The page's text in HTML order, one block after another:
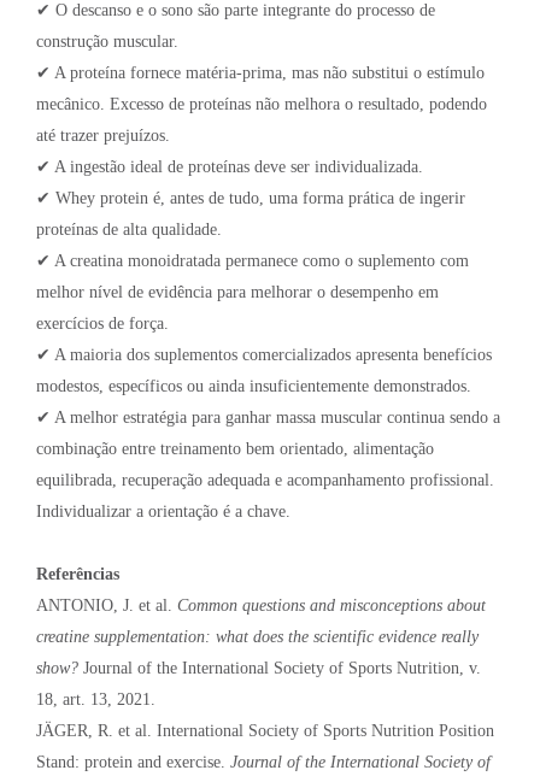
✔ O descanso e o sono são parte integrante do processo de
construção muscular.
✔ A proteína fornece matéria-prima, mas não substitui o estímulo
mecânico. Excesso de proteínas não melhora o resultado, podendo
até trazer prejuízos.
✔ A ingestão ideal de proteínas deve ser individualizada.
✔ Whey protein é, antes de tudo, uma forma prática de ingerir
proteínas de alta qualidade.
✔ A creatina monoidratada permanece como o suplemento com
melhor nível de evidência para melhorar o desempenho em
exercícios de força.
✔ A maioria dos suplementos comercializados apresenta benefícios
modestos, específicos ou ainda insuficientemente demonstrados.
✔ A melhor estratégia para ganhar massa muscular continua sendo a
combinação entre treinamento bem orientado, alimentação
equilibrada, recuperação adequada e acompanhamento profissional.
Individualizar a orientação é a chave.
Referências
ANTONIO, J. et al. Common questions and misconceptions about
creatine supplementation: what does the scientific evidence really
show? Journal of the International Society of Sports Nutrition, v.
18, art. 13, 2021.
JÄGER, R. et al. International Society of Sports Nutrition Position
Stand: protein and exercise. Journal of the International Society of